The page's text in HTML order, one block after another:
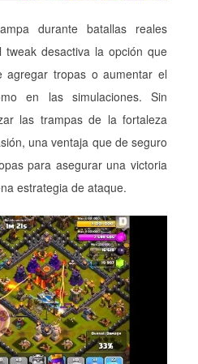
durante batallas reales
desactiva la opción que
agregar tropas o aumentar el
en las simulaciones. Sin
las trampas de la fortaleza
una ventaja que de seguro
para asegurar una victoria
estrategia de ataque.